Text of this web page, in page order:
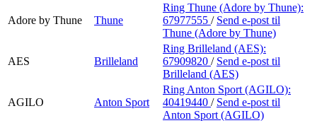
Adore by Thune Thune
Ring Thune (Adore by Thune):
67977555 / Send e-post til
Thune (Adore by Thune)
AES Brilleland
Ring Brilleland (AES):
67909820 / Send e-post til
Brilleland (AES)
AGILO Anton Sport
Ring Anton Sport (AGILO):
40419440 / Send e-post til
Anton Sport (AGILO)